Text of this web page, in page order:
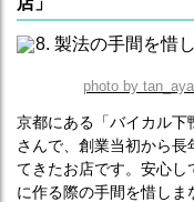
photo by
京都にある「バイカル下
さんで、創業当初から
てきたお店です。安心し
に作る際の手間を惜し